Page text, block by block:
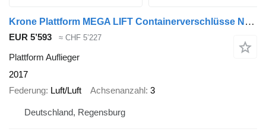
Krone Plattform MEGA LIFT Containerverschlüsse Nr: 175
EUR 5’593 ≈ CHF 5’227
Plattform Auflieger
2017
Federung Luft/Luft Achsenanzahl 3
Deutschland, Regensburg